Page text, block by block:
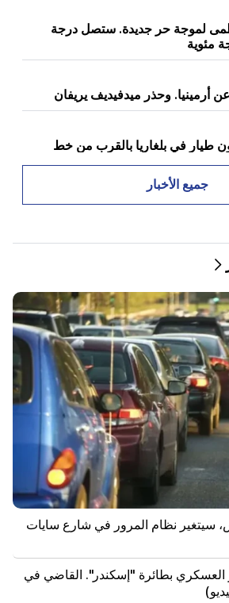
لموجة حر جديدة. ستصل درجة
أرمينيا. وحذر ميدفيديف يريفان
طيار في بلغاريا بالقرب من خط
السفن التجارية في البحر الأسود
الولايات المتحدة والاتحاد الأوروبي
جميع مصادر الإيرادات الروسية
بسبب التدفق المحتمل للمهاجرين
اليابان ويتجه نحو الصين. هناك
كمية قياسية من الغاز المخزن
الحر
الطيران المظلي من المغرب إلى
جميع الأخبار
10 أغسطس، سيتغير نظام المرور في شارع سايات
بطائرة "إسكندر". القاضي في